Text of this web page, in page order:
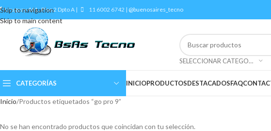
Skip to navigation
Skip to main content
Uruguay 461 , Piso 2 Dpto A | 11 6002 6742 | @buenosaires_tecno
SELECCIONAR CATEGORÍA
CATEGORÍAS INICIOPRODUCTOSDESTACADOSFAQ
Inicio Productos etiquetados “go pro 9”
No se han encontrado productos que coincidan con tu selección.